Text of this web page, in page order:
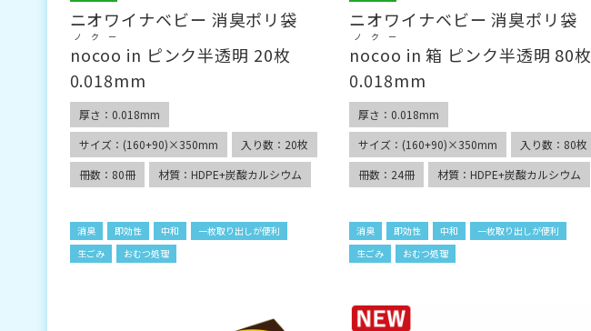
ニオワイナベビー 消臭ポリ袋
nocoo
ノクー
in ピンク半透明 20枚
0.018mm
厚さ：0.018mm
サイズ：(160+90)×350mm
入り数：20枚
冊数：80冊
材質：HDPE+炭酸カルシウム
消臭 即効性 中和
一枚取り出しが便利
生ごみ
おむつ処理
ニオワイナベビー 消臭ポリ袋
nocoo
ノクー
in 箱 ピンク半透明 80枚
0.018mm
厚さ：0.018mm
サイズ：(160+90)×350mm
入り数：80枚
冊数：24冊
材質：HDPE+炭酸カルシウム
消臭 即効性 中和
一枚取り出しが便利
生ごみ
おむつ処理